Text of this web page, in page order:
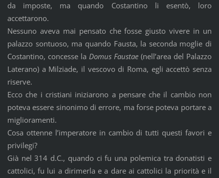
da imposte, ma quando Costantino li esentò, loro
accettarono.
Nessuno aveva mai pensato che fosse giusto vivere in un
palazzo sontuoso, ma quando Fausta, la seconda moglie di
Costantino, concesse la Domus Faustae (nell’area del Palazzo
Laterano) a Milziade, il vescovo di Roma, egli accettò senza
riserve.
Ecco che i cristiani iniziarono a pensare che il cambio non
poteva essere sinonimo di errore, ma forse poteva portare a
miglioramenti.
Cosa ottenne l’imperatore in cambio di tutti questi favori e
privilegi?
Già nel 314 d.C., quando ci fu una polemica tra donatisti e
cattolici, fu lui a dirimerla e a dare ai cattolici la priorità e il